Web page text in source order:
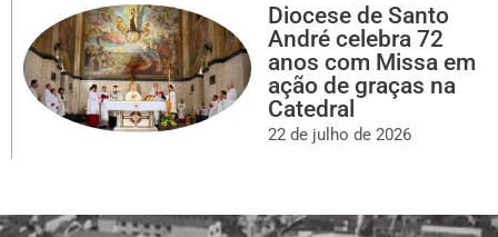
Diocese de Santo
André celebra 72
anos com Missa em
ação de graças na
Catedral
22 de julho de 2026